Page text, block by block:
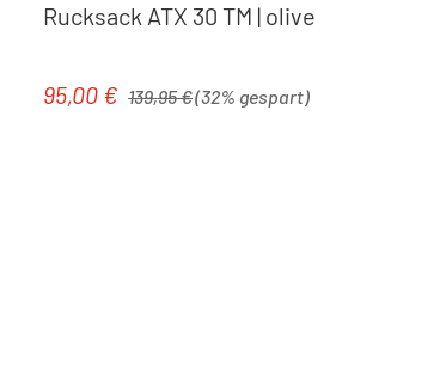
Rucksack ATX 30 TM | olive
Verkaufspreis:
95,00 € 139,95 €(32% gespart)